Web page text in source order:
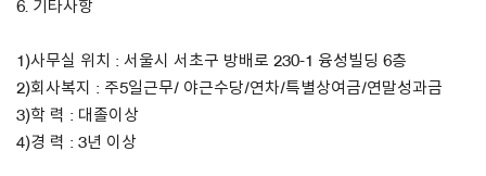
6. 기타사항
1)사무실 위치 : 서울시 서초구 방배로 230-1 융성빌딩 6층
2)회사복지 : 주5일근무/ 야근수당/연차/특별상여금/연말성과금
3)학 력 : 대졸이상
4)경 력 : 3년 이상